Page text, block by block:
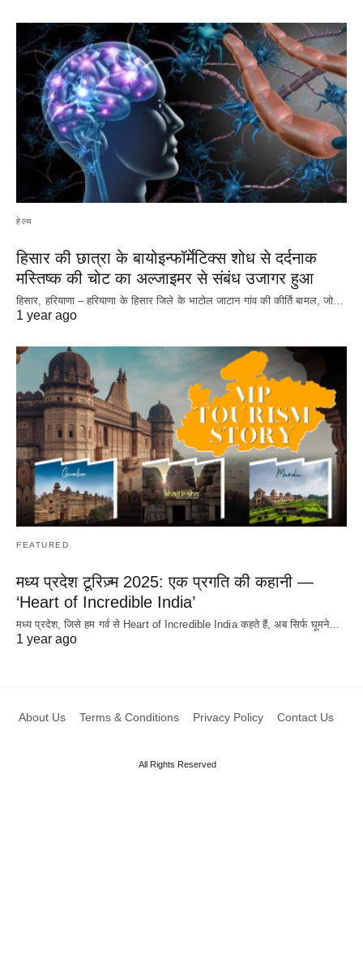
हेल्थ
हिसार की छात्रा के बायोइन्फॉर्मेटिक्स शोध से दर्दनाक
मस्तिष्क की चोट का अल्जाइमर से संबंध उजागर हुआ
हिसार, हरियाणा – हरियाणा के हिसार जिले के भाटोल जाटान गांव की कीर्ति बामल, जो…
1 year ago
FEATURED
मध्य प्रदेश टूरिज़्म 2025: एक प्रगति की कहानी —
‘Heart of Incredible India’
मध्य प्रदेश, जिसे हम गर्व से Heart of Incredible India कहते हैं, अब सिर्फ घूमने…
1 year ago
About Us Terms & Conditions Privacy Policy Contact Us
All Rights Reserved